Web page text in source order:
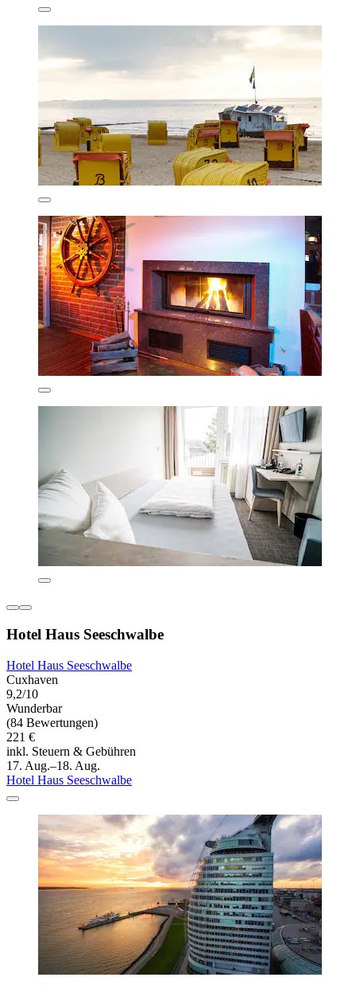
Hotel Haus Seeschwalbe
Hotel Haus Seeschwalbe
Cuxhaven
9,2/10
Wunderbar
(84 Bewertungen)
221 €
inkl. Steuern & Gebühren
17. Aug.–18. Aug.
Hotel Haus Seeschwalbe